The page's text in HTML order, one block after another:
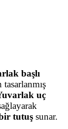
başlı
uç
tutuş sunar.